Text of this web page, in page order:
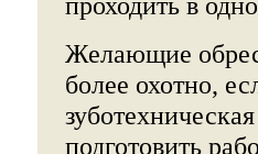
Желающие
более охотно,
подготовить